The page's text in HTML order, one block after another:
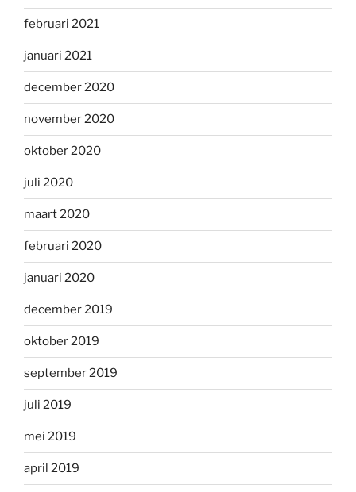
februari 2021
januari 2021
december 2020
november 2020
oktober 2020
juli 2020
maart 2020
februari 2020
januari 2020
december 2019
oktober 2019
september 2019
juli 2019
mei 2019
april 2019